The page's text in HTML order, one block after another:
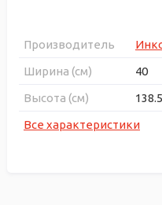
Производитель
Ширина (см)
40
Высота (см)
138.5
Все характеристики